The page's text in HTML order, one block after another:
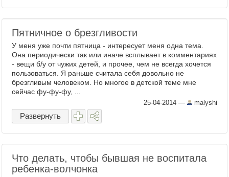
Пятничное о брезгливости
У меня уже почти пятница - интересует меня одна тема.
Она периодически так или иначе всплывает в комментариях
- вещи б/у от чужих детей, и прочее, чем не всегда хочется
пользоваться. Я раньше считала себя довольно не
брезгливым человеком. Но многое в детской теме мне
сейчас фу-фу-фу, ...
25-04-2014 — malyshi
Развернуть
Что делать, чтобы бывшая не воспитала
ребенка-волчонка